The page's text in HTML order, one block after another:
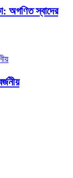
অগণিত স্বাদের